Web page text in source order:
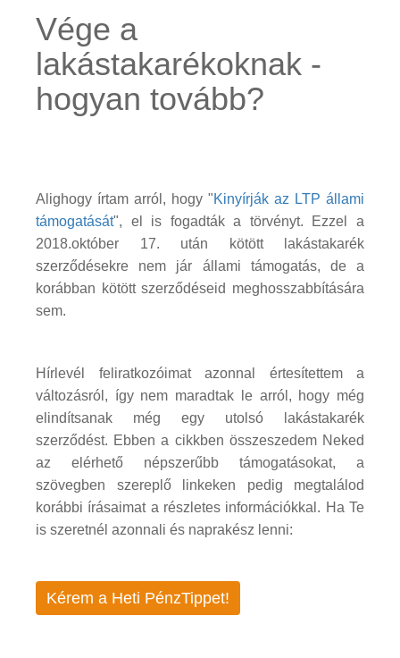
Vége a
lakástakarékoknak -
hogyan tovább?
Alighogy írtam arról, hogy "Kinyírják az LTP állami
támogatását", el is fogadták a törvényt. Ezzel a
2018.október 17. után kötött lakástakarék
szerződésekre nem jár állami támogatás, de a
korábban kötött szerződéseid meghosszabbítására
sem.
Hírlevél feliratkozóimat azonnal értesítettem a
változásról, így nem maradtak le arról, hogy még
elindítsanak még egy utolsó lakástakarék
szerződést. Ebben a cikkben összeszedem Neked
az elérhető népszerűbb támogatásokat, a
szövegben szereplő linkeken pedig megtalálod
korábbi írásaimat a részletes információkkal. Ha Te
is szeretnél azonnali és naprakész lenni:
Kérem a Heti PénzTippet!